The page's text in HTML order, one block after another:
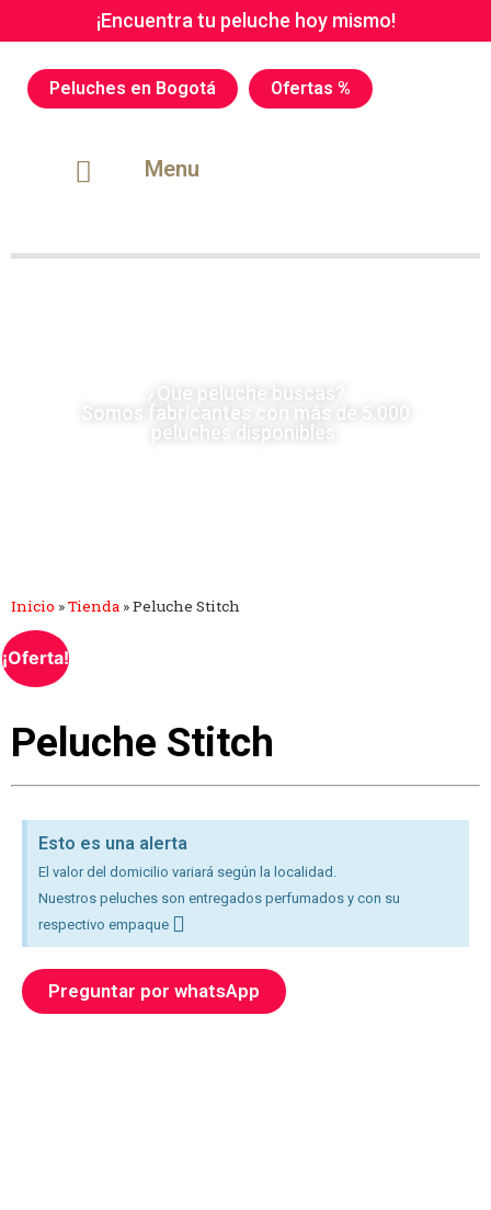
¡Encuentra tu peluche hoy mismo!
Peluches en Bogotá Ofertas %
Menu
¿Qué peluche buscas?
Somos fabricantes con más de 5.000
peluches disponibles.
Inicio »Tienda »Peluche Stitch
¡Oferta!
Peluche Stitch
Esto es una alerta
El valor del domicilio variará según la localidad.
Nuestros peluches son entregados perfumados y con su
respectivo empaque
Preguntar por whatsApp